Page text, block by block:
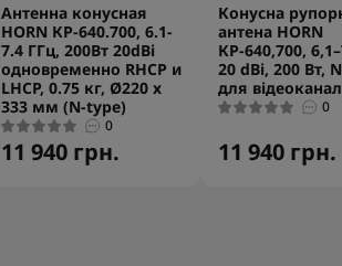
Антенна конусная
HORN КР-640.700, 6.1-
7.4 ГГц, 200Вт 20dBi
одновременно RHCP и
LHCP, 0.75 кг, Ø220 x
333 мм (N-type)
0
11 940 грн.
Конусна
антена HORN
КР-640,700,
20 dBi, 200 Вт,
для
0
11 940 грн.